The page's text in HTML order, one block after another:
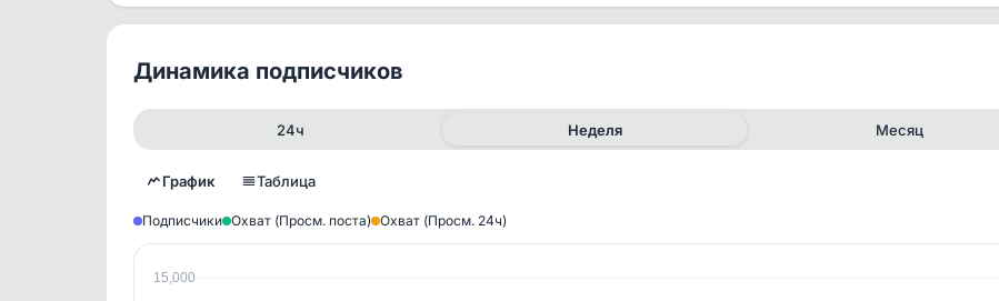
Динамика подписчиков
24ч Неделя Месяц
График Таблица
Подписчики Охват (Просм. поста) Охват (Просм. 24ч)
15,000